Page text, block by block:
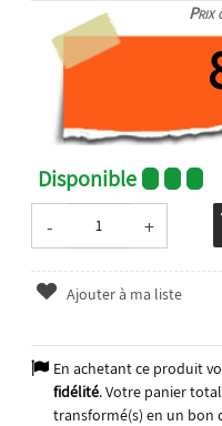
Prix
Disponible
- +
Ajouter à ma liste
En achetant ce produit
fidélité. Votre panier
transformé(s) en un bon